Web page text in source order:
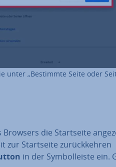
unter „Bestimmte Seite oder
die Start­sei­te
zur Start­sei­te zu­rück­keh­ren
in der Sym­bol­leis­te ein.